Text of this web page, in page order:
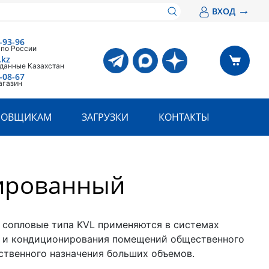
ВХОД →
93-96
России
08-67
Казахстан
ЗАГРУЗКИ КОНТАКТЫ
типа KVL применяются в системах
и кондиционирования помещений общественного
назначения больших объемов.